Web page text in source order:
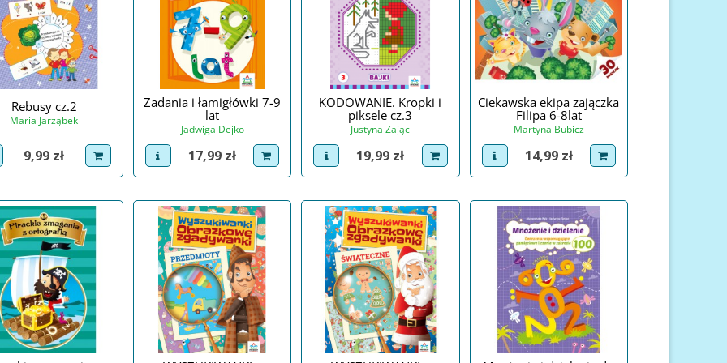
Rebusy cz.2
Maria Jarząbek
product
Cena
9,99 zł dodaj do koszyka
Zadania i łamigłówki 7-9
lat
Jadwiga Dejko
view product
Cena
17,99 zł dodaj do koszyka
KODOWANIE. Kropki i
piksele cz.3
Justyna Zając
view product
Cena
19,99 zł dodaj do koszyka
Ciekawska ekipa zajączka
Filipa 6-8lat
Martyna Bubicz
view product
Cena
14,99 zł dodaj do koszyka